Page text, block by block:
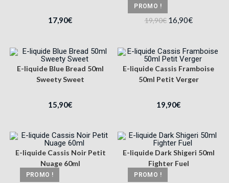
17,90€
PROMO !
19,90€ 16,90€
E-liquide Blue Bread 50ml
Sweety Sweet
15,90€
E-liquide Cassis Framboise
50ml Petit Verger
19,90€
PROMO !
E-liquide Cassis Noir Petit
Nuage 60ml
PROMO !
E-liquide Dark Shigeri 50ml
Fighter Fuel